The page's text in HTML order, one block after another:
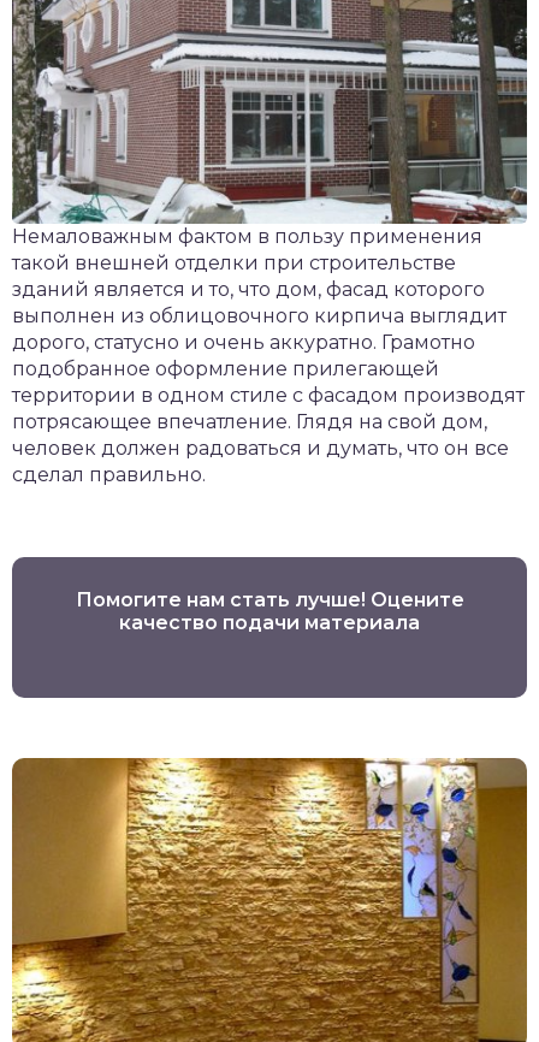
Немаловажным фактом в пользу применения
такой внешней отделки при строительстве
зданий является и то, что дом, фасад которого
выполнен из облицовочного кирпича выглядит
дорого, статусно и очень аккуратно. Грамотно
подобранное оформление прилегающей
территории в одном стиле с фасадом производят
потрясающее впечатление. Глядя на свой дом,
человек должен радоваться и думать, что он все
сделал правильно.
Помогите нам стать лучше! Оцените
качество подачи материала